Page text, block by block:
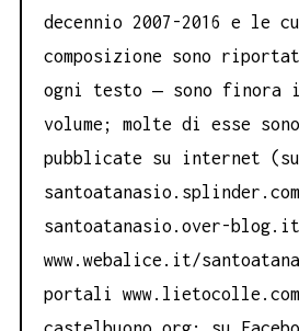
decennio 2007-2016 e le
composizione sono
ogni testo ‒ sono finora
volume; molte di esse
pubblicate su internet
santoatanasio.over-
www.webalice.it/
portali